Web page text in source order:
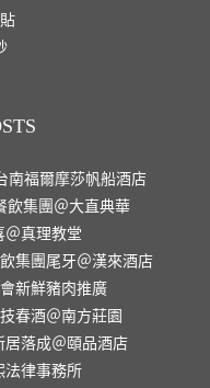
南福爾摩莎帆船酒店
飲集團＠大直典華
＠真理教堂
集團尾牙＠漢來酒店
新鮮豬肉推廣
春酒＠南方莊園
居落成＠頤品酒店
法律事務所